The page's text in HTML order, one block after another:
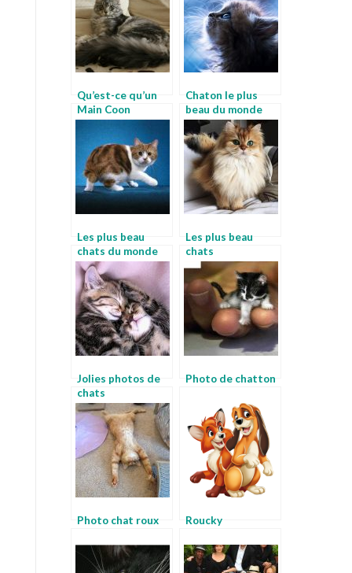
Qu’est-ce qu’un
Main Coon
Chaton le plus
beau du monde
Les plus beau
chats du monde
Les plus beau
chats
Jolies photos de
chats
Photo de chatton
Photo chat roux Roucky